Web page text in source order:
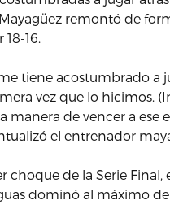
remontó de
16.
tiene acostumbrado a
vez que lo hicimos.
manera de vencer a ese
el entrenador
choque de la Serie Final,
dominó al máximo de